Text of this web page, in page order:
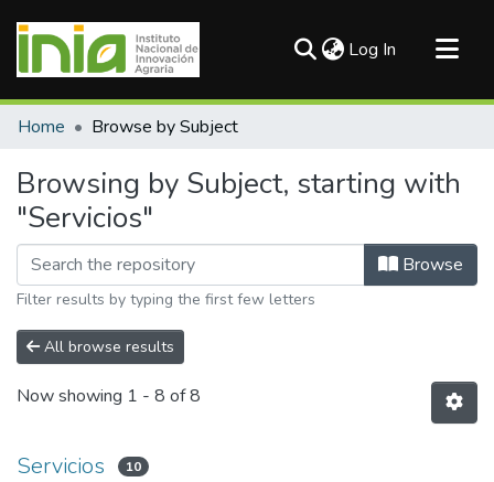
Log In (current)
Communities & Collections
Home Browse by Subject
Browsing by Subject, starting with
"Servicios"
Browse
Filter results by typing the first few letters
All browse results
Now showing 1 - 8 of 8
Servicios 10